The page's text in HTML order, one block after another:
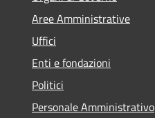
Aree Amministrative
Uffici
Enti e fondazioni
Politici
Personale Amministrativo